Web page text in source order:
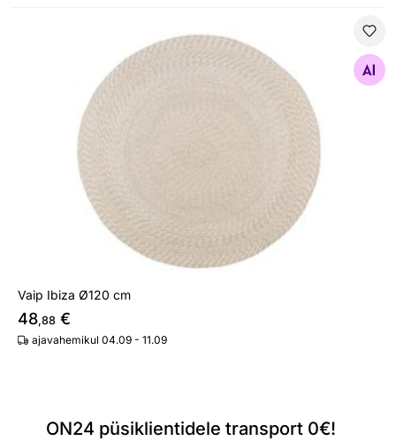
Vaip Ibiza Ø120 cm
Otsi sarnaseid
Vaip Ibiza Ø120 cm
48,88 €
ajavahemikul 04.09 - 11.09
ON24 püsiklientidele transport 0€!